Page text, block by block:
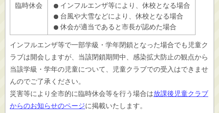
臨時休会
インフルエンザ等により、休校となる場合
台風や大雪などにより、休校となる場合
休会が適当であると市長が認めた場合
インフルエンザ等で一部学級・学年閉鎖となった場合でも児童ク
ラブは開会しますが、当該閉鎖期間中、感染拡大防止の観点から
当該学級・学年の児童について、児童クラブでの受入はできませ
んのでご了承ください。
災害等により全市的に臨時休会等を行う場合は放課後児童クラブ
からのお知らせのページに掲載いたします。